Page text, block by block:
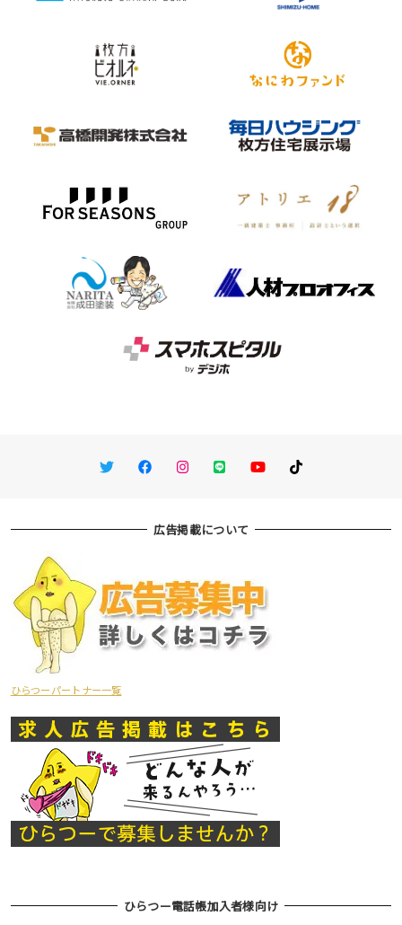
TwitterFacebookInstagram
LINE You TubeTikTok
広告掲載について
ひらつーパートナー一覧
ひらつー電話帳加入者様向け